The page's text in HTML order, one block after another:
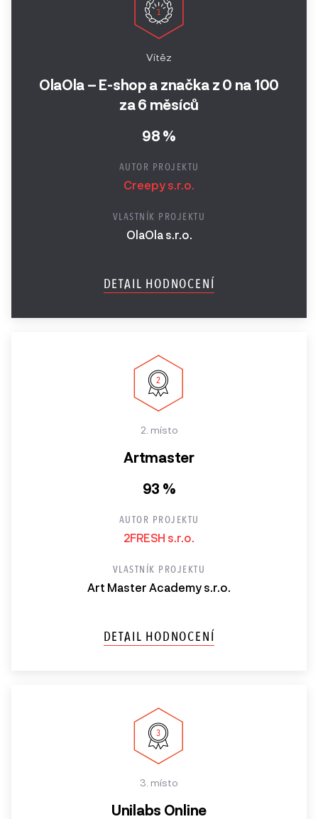
Ročník
Ročník
Influencer marketing
Autentická kariérní
Digitální transformace
Obsahový marketing
Retenční marketing
Vítěz
OlaOla – E-shop a značka z 0 na 100
za 6 měsíců
98 %
AUTOR PROJEKTU
Creepy s.r.o.
VLASTNÍK PROJEKTU
OlaOla s.r.o.
DETAIL HODNOCENÍ
2. místo
Artmaster
93 %
AUTOR PROJEKTU
2FRESH s.r.o.
VLASTNÍK PROJEKTU
Art Master Academy s.r.o.
DETAIL HODNOCENÍ
3. místo
Unilabs Online